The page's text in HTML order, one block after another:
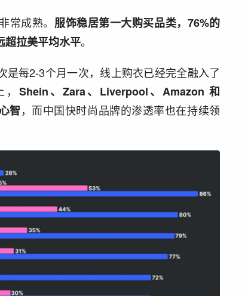
常成熟。 服饰稳居第一大购买品类，76%的
超拉美平均水平。
是每2-3个月一次，线上购衣已经完全融入了
，Shein、Zara、Liverpool、Amazon 和
智，而中国快时尚品牌的渗透率也在持续领